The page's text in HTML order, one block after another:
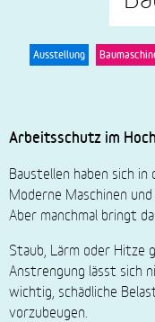
Ausstellung
Arbeitsschutz im
Baustellen haben sich
Moderne Maschinen
Aber manchmal bringt
Staub, Lärm oder Hitze
Anstrengung lässt sich
wichtig, schädliche
vorzubeugen.